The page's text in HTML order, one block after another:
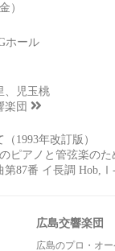
）
ホール
、児玉桃
楽団
1993年改訂版）
ピアノと管弦楽の
第87番 イ長調
広島交響楽団
広島のプロ・オ